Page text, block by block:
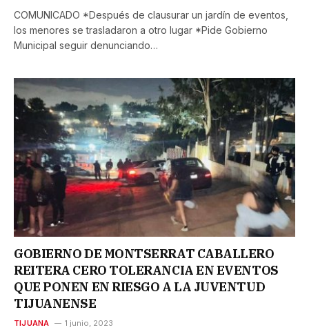
COMUNICADO *Después de clausurar un jardín de eventos,
los menores se trasladaron a otro lugar *Pide Gobierno
Municipal seguir denunciando…
GOBIERNO DE MONTSERRAT CABALLERO
REITERA CERO TOLERANCIA EN EVENTOS
QUE PONEN EN RIESGO A LA JUVENTUD
TIJUANENSE
TIJUANA 1 junio, 2023